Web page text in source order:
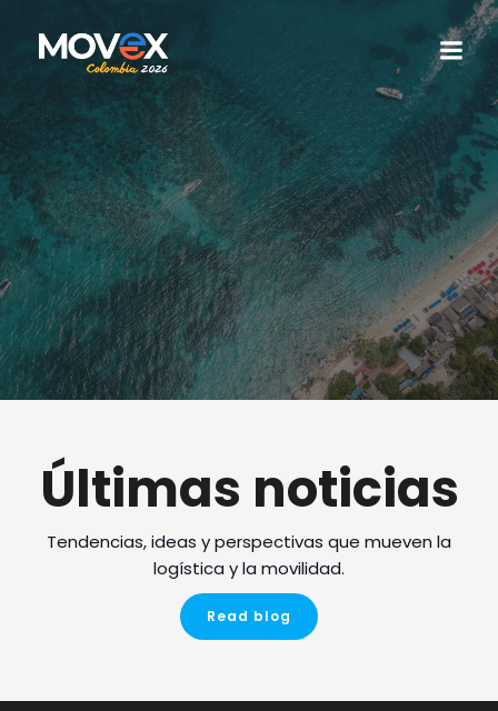
Últimas noticias
Tendencias, ideas y perspectivas que mueven la
logística y la movilidad.
Read blog